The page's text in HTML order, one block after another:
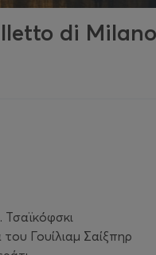
di Milano
Τσαϊκόφσκι
Γουίλιαμ Σαίξπηρ